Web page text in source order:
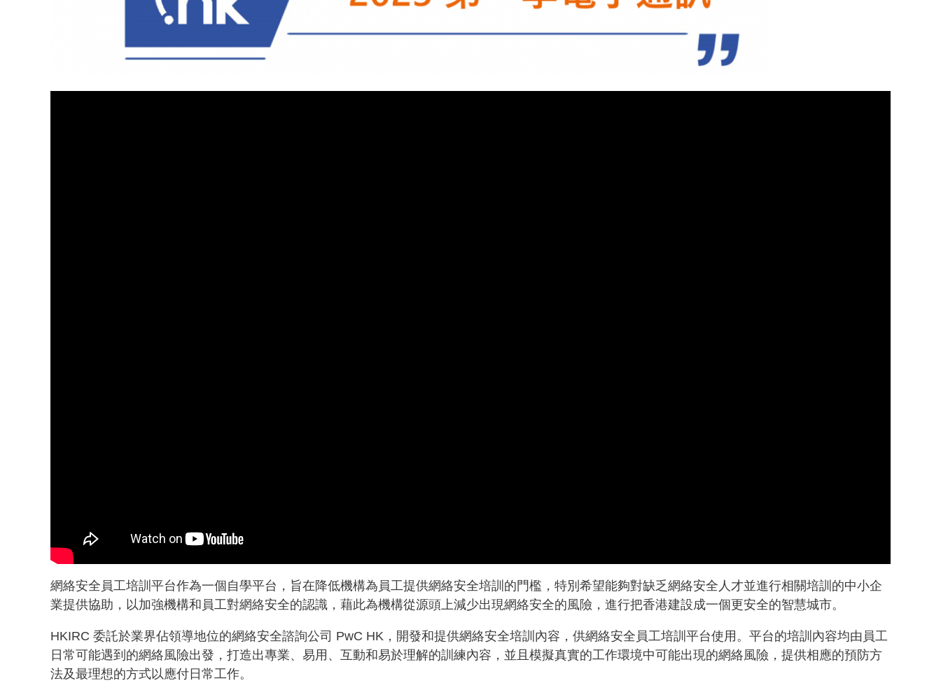
網絡安全員工培訓平台作為一個自學平台，旨在降低機構為員工提供網絡安全培訓的門檻，特別希望能夠對缺乏網絡安全人才並進行相關培訓的中小企
業提供協助，以加強機構和員工對網絡安全的認識，藉此為機構從源頭上減少出現網絡安全的風險，進行把香港建設成一個更安全的智慧城市。
HKIRC 委託於業界佔領導地位的網絡安全諮詢公司 PwC HK，開發和提供網絡安全培訓內容，供網絡安全員工培訓平台使用。平台的培訓內容均由員工
日常可能遇到的網絡風險出發，打造出專業、易用、互動和易於理解的訓練內容，並且模擬真實的工作環境中可能出現的網絡風險，提供相應的預防方
法及最理想的方式以應付日常工作。